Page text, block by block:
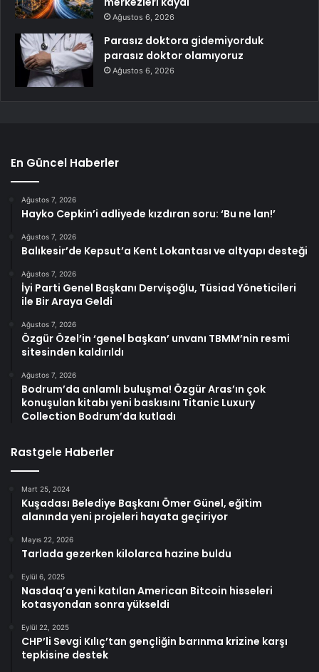
Ağustos 6, 2026
Parasız doktora gidemiyorduk
parasız doktor olamıyoruz
Ağustos 6, 2026
En Güncel Haberler
Ağustos 7, 2026
Hayko Cepkin’i adliyede kızdıran soru: ‘Bu ne lan!’
Ağustos 7, 2026
Balıkesir’de Kepsut’a Kent Lokantası ve altyapı desteği
Ağustos 7, 2026
İyi Parti Genel Başkanı Dervişoğlu, Tüsiad Yöneticileri
ile Bir Araya Geldi
Ağustos 7, 2026
Özgür Özel’in ‘genel başkan’ unvanı TBMM’nin resmi
sitesinden kaldırıldı
Ağustos 7, 2026
Bodrum’da anlamlı buluşma! Özgür Aras’ın çok
konuşulan kitabı yeni baskısını Titanic Luxury
Collection Bodrum’da kutladı
Rastgele Haberler
Mart 25, 2024
Kuşadası Belediye Başkanı Ömer Günel, eğitim
alanında yeni projeleri hayata geçiriyor
Mayıs 22, 2026
Tarlada gezerken kilolarca hazine buldu
Eylül 6, 2025
Nasdaq’a yeni katılan American Bitcoin hisseleri
kotasyondan sonra yükseldi
Eylül 22, 2025
CHP’li Sevgi Kılıç’tan gençliğin barınma krizine karşı
tepkisine destek